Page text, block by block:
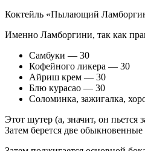
Коктейль «Пылающий
Именно Ламборгини, так как
Самбуки — 30
Кофейного ликера — 30
Айриш крем — 30
Блю курасао — 30
Соломинка, зажигалка,
Этот шутер (а, значит, он пьется
Затем берется две